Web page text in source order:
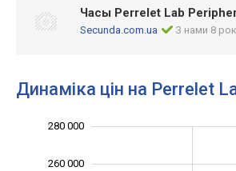
Часы Perrelet Lab
Secunda.com.ua З нами 8
Динаміка цін на Perrelet
260 000
280 000